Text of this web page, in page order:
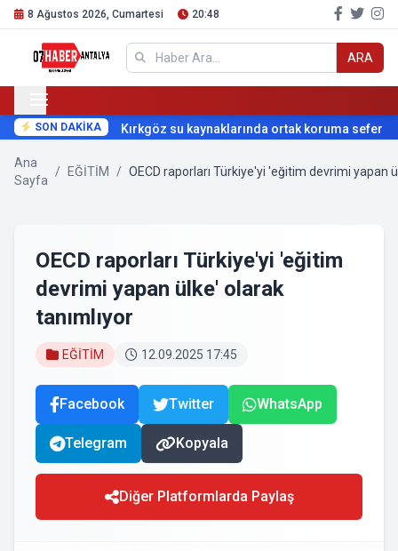
8 Ağustos 2026, Cumartesi 20:48
ARA
SON DAKİKA Kırkgöz su kaynaklarında ortak koruma
Ana
Sayfa
/ EĞİTİM / OECD raporları Türkiye'yi 'eğitim devrimi yapan
OECD raporları Türkiye'yi 'eğitim
devrimi yapan ülke' olarak
tanımlıyor
EĞİTİM 12.09.2025 17:45
Facebook Twitter WhatsApp
Telegram Kopyala
Diğer Platformlarda Paylaş